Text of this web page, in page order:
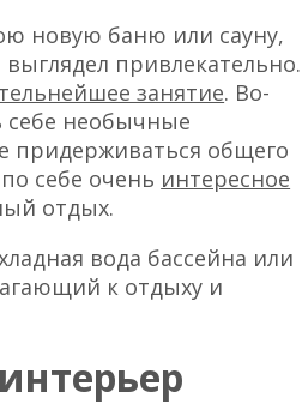
новую баню или сауну,
привлекательно.
занятие. Во-
себе необычные
придерживаться общего
себе очень интересное
отдых.
вода бассейна или
к отдыху и